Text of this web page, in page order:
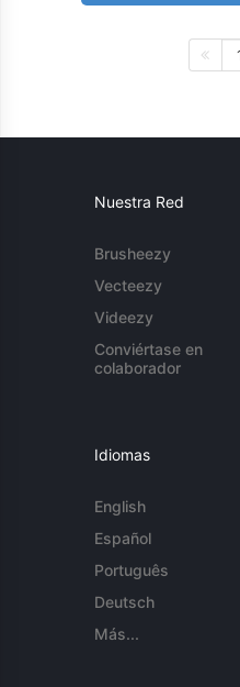
Nuestra Red
Brusheezy
Vecteezy
Videezy
Conviértase en
colaborador
Idiomas
English
Español
Português
Deutsch
Más...